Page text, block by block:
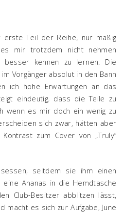
erste Teil der Reihe, nur mäßig
mir trotzdem nicht nehmen
besser kennen zu lernen. Die
Vorgänger absolut in den Bann
ich hohe Erwartungen an das
eindeutig, dass die Teile zu
wenn es mir doch ein wenig zu
sich zwar, hätten aber
zum Cover von „Truly“
seitdem sie ihm einen
Ananas in die Hemdtasche
Club-Besitzer abblitzen lässt,
macht es sich zur Aufgabe, June